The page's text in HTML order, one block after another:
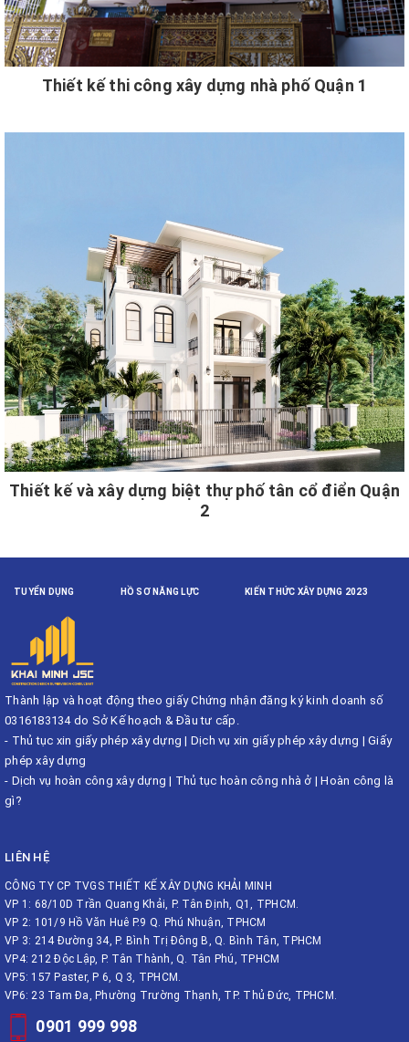
Thiết kế thi công xây dựng nhà phố Quận 1
Thiết kế và xây dựng biệt thự phố tân cổ điển Quận
2
TUYỂN DỤNG HỒ SƠ NĂNG LỰC KIẾN THỨC XÂY DỰNG 2023
Thành lập và hoạt động theo giấy Chứng nhận đăng ký kinh doanh số
0316183134 do Sở Kế hoạch & Đầu tư cấp.
- Thủ tục xin giấy phép xây dựng | Dịch vụ xin giấy phép xây dựng | Giấy
phép xây dựng
- Dịch vụ hoàn công xây dựng | Thủ tục hoàn công nhà ở |Hoàn công là
gì?
LIÊN HỆ
CÔNG TY CP TVGS THIẾT KẾ XÂY DỰNG KHẢI MINH
VP 1: 68/10D Trần Quang Khải, P. Tân Định, Q1, TPHCM.
VP 2: 101/9 Hồ Văn Huê P.9 Q. Phú Nhuận, TPHCM
VP 3: 214 Đường 34, P. Bình Trị Đông B, Q. Bình Tân, TPHCM
VP4: 212 Độc Lập, P. Tân Thành, Q. Tân Phú, TPHCM
VP5: 157 Paster, P 6, Q 3, TPHCM.
VP6: 23 Tam Đa, Phường Trường Thạnh, TP. Thủ Đức, TPHCM.
0901 999 998